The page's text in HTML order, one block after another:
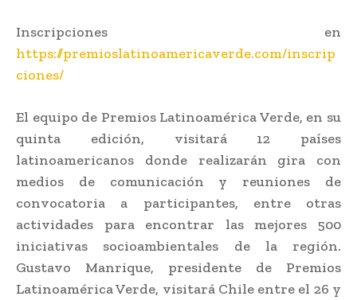
Inscripciones en
https://premioslatinoamericaverde.com/inscrip
ciones/
El equipo de Premios Latinoamérica Verde, en su
quinta edición, visitará 12 países
latinoamericanos donde realizarán gira con
medios de comunicación y reuniones de
convocatoria a participantes, entre otras
actividades para encontrar las mejores 500
iniciativas socioambientales de la región.
Gustavo Manrique, presidente de Premios
Latinoamérica Verde, visitará Chile entre el 26 y